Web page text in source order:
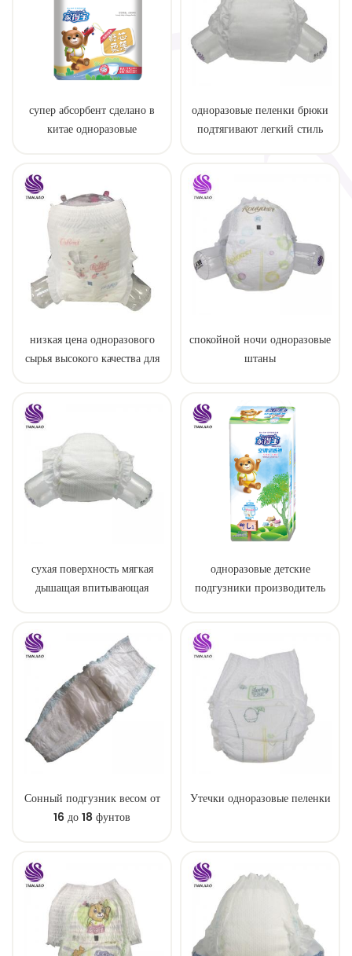
супер абсорбент сделано в
китае одноразовые
одноразовые пеленки брюки
подтягивают легкий стиль
низкая цена одноразового
сырья высокого качества для
спокойной ночи одноразовые
штаны
сухая поверхность мягкая
дышащая впитывающая
одноразовые детские
подгузники производитель
брюки заводская цена
Сонный подгузник весом от
16 до 18 фунтов
Утечки одноразовые пеленки